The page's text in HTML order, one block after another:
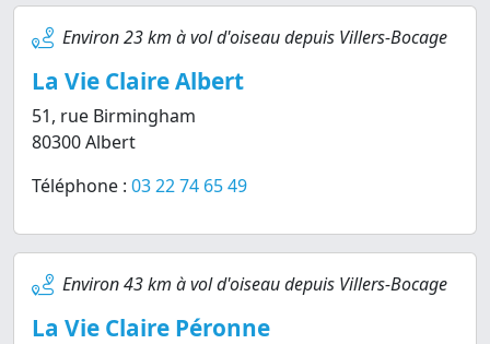
Environ 23 km à vol d'oiseau depuis Villers-Bocage
La Vie Claire Albert
51, rue Birmingham
80300 Albert
Téléphone : 03 22 74 65 49
Environ 43 km à vol d'oiseau depuis Villers-Bocage
La Vie Claire Péronne